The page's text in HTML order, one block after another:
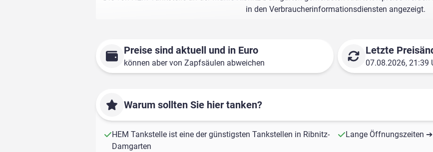
in den Verbraucherinformationsdiensten angezeigt.
Preise sind aktuell und in Euro
können aber von Zapfsäulen abweichen
Letzte
07.08.2026, 21:39
Warum sollten Sie hier tanken?
HEM Tankstelle ist eine der günstigsten Tankstellen in Ribnitz-
Damgarten
Lange Öffnungszeiten